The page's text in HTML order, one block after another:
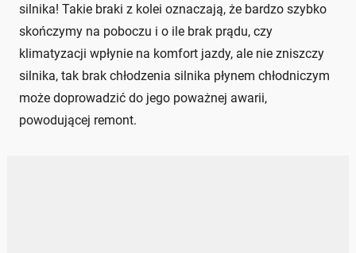
silnika! Takie braki z kolei oznaczają, że bardzo szybko
skończymy na poboczu i o ile brak prądu, czy
klimatyzacji wpłynie na komfort jazdy, ale nie zniszczy
silnika, tak brak chłodzenia silnika płynem chłodniczym
może doprowadzić do jego poważnej awarii,
powodującej remont.